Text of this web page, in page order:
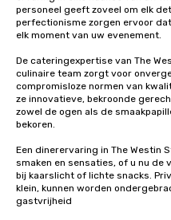
personeel geeft zoveel om elk
perfectionisme zorgen ervoor
elk moment van uw evenement.
De cateringexpertise van The
culinaire team zorgt voor
compromisloze normen van
ze innovatieve, bekroonde
zowel de ogen als de
bekoren.
Een dinerervaring in The Westin
smaken en sensaties, of u nu
bij kaarslicht of lichte snacks.
klein, kunnen worden
gastvrijheid